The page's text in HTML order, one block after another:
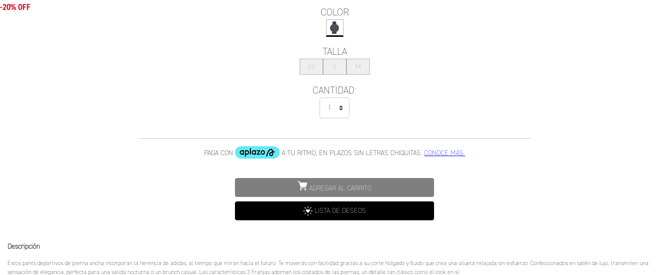
-20% OFF COLOR
TALLA
XS S M
CANTIDAD:
AGREGAR AL CARRITO
LISTA DE DESEOS
Descripción
Estos pants deportivos de pierna ancha incorporan la herencia de adidas, al tiempo que miran hacia el futuro. Te moverás con facilidad gracias a su corte holgado y fluido que crea una silueta relajada sin esfuerzo. Confeccionados en satén de lujo, transmiten una
sensación de elegancia, perfecta para una salida nocturna o un brunch casual. Las características 3 Franjas adornan los costados de las piernas, un detalle tan clásico como el look en sí.